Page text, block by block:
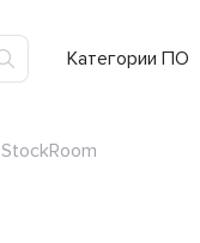
Категории ПО
StockRoom